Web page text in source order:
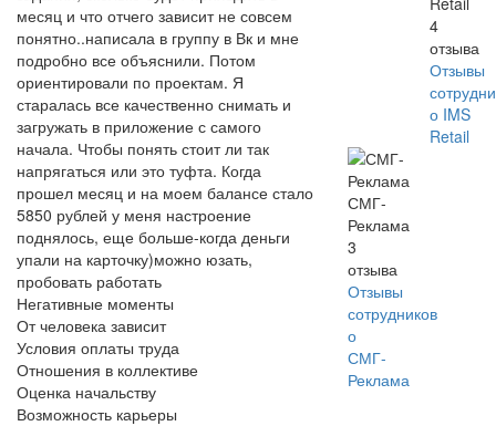
месяц и что отчего зависит не совсем
понятно..написала в группу в Вк и мне
подробно все объяснили. Потом
ориентировали по проектам. Я
старалась все качественно снимать и
загружать в приложение с самого
начала. Чтобы понять стоит ли так
напрягаться или это туфта. Когда
прошел месяц и на моем балансе стало
5850 рублей у меня настроение
поднялось, еще больше-когда деньги
упали на карточку)можно юзать,
пробовать работать
Негативные моменты
От человека зависит
Условия оплаты труда
Отношения в коллективе
Оценка начальству
Возможность карьеры
4
отзыва
Отзывы
о IMS
Retail
СМГ-
Реклама
3
отзыва
Отзывы
сотрудников
о
СМГ-
Реклама